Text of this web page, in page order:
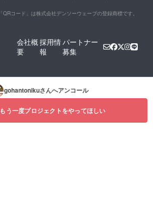
文頂け
時間
付き！
ないよ
「QRコード」は株式会社デンソーウェーブの登録商標です。
会社概
要
採用情
報
パートナー
募集
gohantonikuさんへアンコール
もう一度プロジェクトをやってほしい